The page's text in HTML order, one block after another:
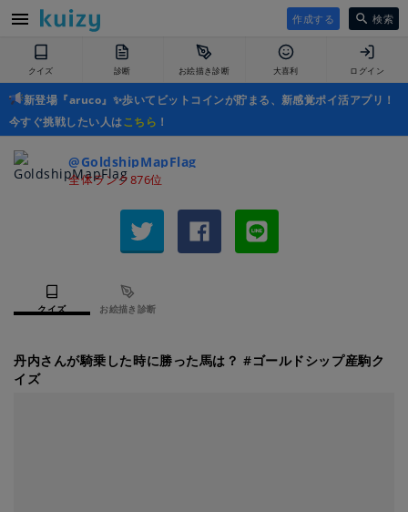
作成する 検索
クイズ 診断 お絵描き診断 大喜利 ログイン
新登場『aruco』✨歩いてビットコインが貯まる、新感覚ポイ活アプリ！
今すぐ挑戦したい人はこちら ！
@GoldshipMapFlag
全体ランク876位
クイズ お絵描き診断
丹内さんが騎乗した時に勝った馬は？ #ゴールドシップ産駒ク
イズ